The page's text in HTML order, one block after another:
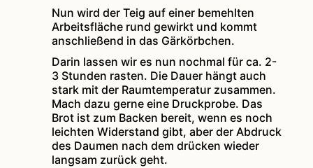
Nun wird der Teig auf einer bemehlten
Arbeitsfläche rund gewirkt und kommt
anschließend in das Gärkörbchen.
Darin lassen wir es nun nochmal für ca. 2-
3 Stunden rasten. Die Dauer hängt auch
stark mit der Raumtemperatur zusammen.
Mach dazu gerne eine Druckprobe. Das
Brot ist zum Backen bereit, wenn es noch
leichten Widerstand gibt, aber der Abdruck
des Daumen nach dem drücken wieder
langsam zurück geht.